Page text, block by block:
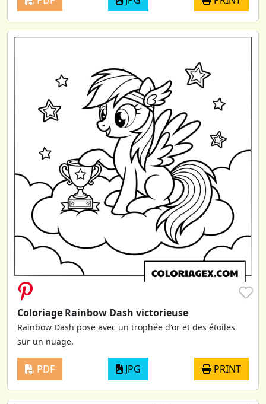
♥
Coloriage Rainbow Dash victorieuse
Rainbow Dash pose avec un trophée d'or et des étoiles
sur un nuage.
PDF JPG PRINT